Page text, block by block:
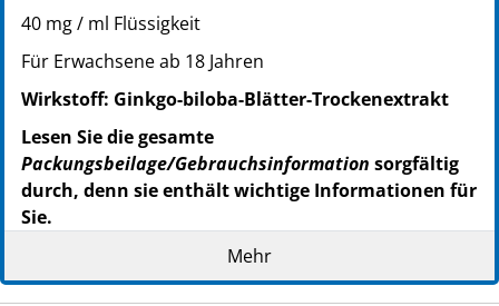
40 mg / ml Flüssigkeit
Für Erwachsene ab 18 Jahren
Wirkstoff: Ginkgo-biloba-Blätter-Trockenextrakt
Lesen Sie die gesamte
Packungsbeilage/Gebrauchsinformation sorgfältig
durch, denn sie enthält wichtige Informationen für
Sie.
Dieses Arzneimittel ist auch ohne ärztliche
Verschreibung erhältlich. Um einen bestmöglichen
Behandlungserfolg zu erzielen, muss Rökan Tropfen
Mehr